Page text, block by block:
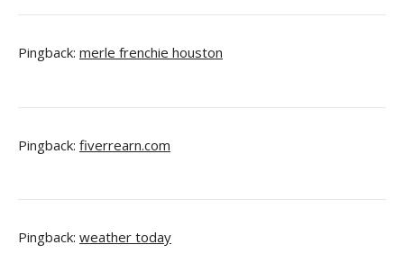
Pingback: merle frenchie houston
Pingback: fiverrearn.com
Pingback: weather today